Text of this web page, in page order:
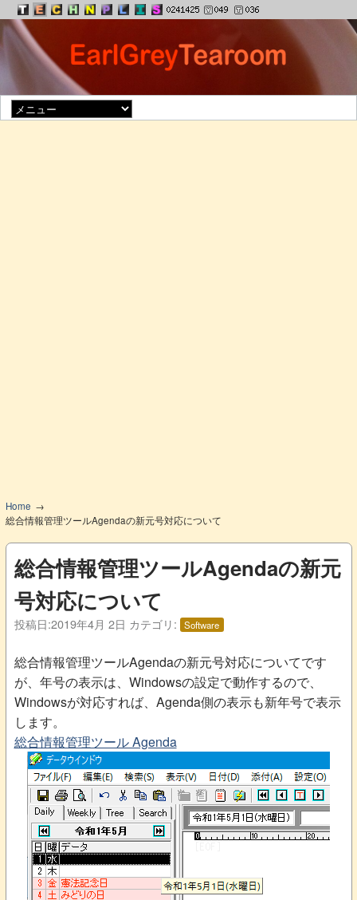
Home
総合情報管理ツールAgendaの新元号対応について
総合情報管理ツールAgendaの新元
号対応について
投稿日:2019年4月 2日 カテゴリ: Software
総合情報管理ツールAgendaの新元号対応についてです
が、年号の表示は、Windowsの設定で動作するので、
Windowsが対応すれば、Agenda側の表示も新年号で表示
します。
総合情報管理ツール Agenda